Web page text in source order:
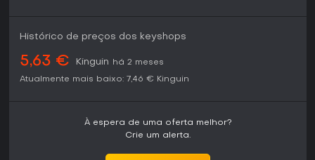
Histórico de preços dos keyshops
5,63 € Kinguin
há 2 meses
Atualmente mais baixo: 7,46 € Kinguin
À espera de uma oferta melhor?
Crie um alerta.